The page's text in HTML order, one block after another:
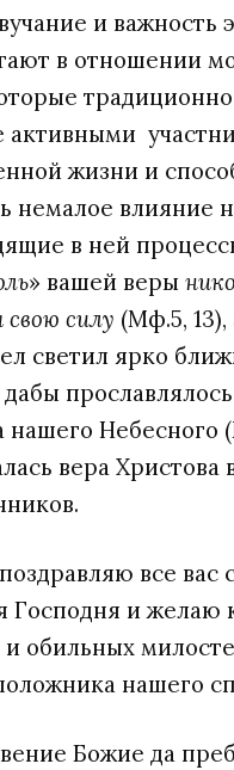
и важность
в отношении
активными
жизни и
немалое влияние
в ней
» вашей веры
силу (Мф.5, 13),
светил ярко
Небесного
вера Христова
все вас
Господня и желаю
и обильных
нашего
Божие да